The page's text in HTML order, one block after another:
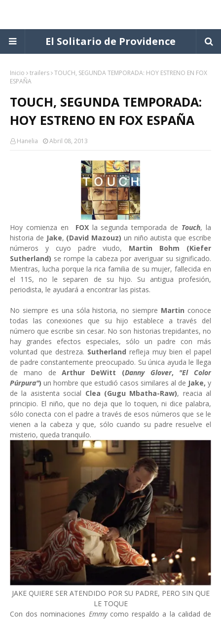
El Solitario de Providence
Inicio trailers TOUCH, SEGUNDA TEMPORADA: HOY ESTRENO EN FOX
ESPAÑA
TOUCH, SEGUNDA TEMPORADA:
HOY ESTRENO EN FOX ESPAÑA
Hanelia Abril 08, 2013
Hoy comienza en FOX la segunda temporada de Touch, la
historia de Jake, (David Mazouz) un niño autista que escribe
números y cuyo padre viudo, Martin Bohm (Kiefer
Sutherland) se rompe la cabeza por averiguar su significado.
Mientras, lucha porque la rica familia de su mujer, fallecida en
el 11S, no le separen de su hijo. Su antigua profesión,
periodista, le ayudará a encontrar las pistas.
No siempre es una sóla historia, no siempre Martin conoce
todas las conexiones que su hijo establece a través del
número que escribe sin cesar. No son historias trepidantes, no
hay grandes efectos especiales, sólo un padre con más
voluntad que destreza. Sutherland refleja muy bien el papel
de padre constantemente preocupado. Su única ayuda le llega
de mano deArthur DeWitt (Danny Glover, "El Color
Púrpura") un hombre que estudió casos similares al de Jake, y
de la asistenta social Clea (Gugu Mbatha-Raw), reacia al
principio. El niño, que no deja que lo toquen, ni dice palabra,
sólo conecta con el padre a través de esos números que se le
vienen a la cabeza y que, sólo cuando su padre resuelve el
misterio, queda tranquilo.
JAKE QUIERE SER ATENDIDO POR SU PADRE, PERO SIN QUE
LE TOQUE
Con dos nominaciones Emmy como respaldo a la calidad de